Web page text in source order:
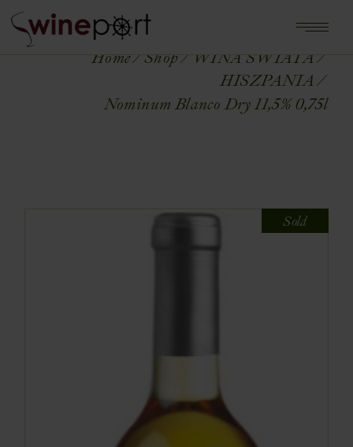
Home Shop
WINA ŚWIATA
HISZPANIA
Nominum Blanco Dry 11,5% 0,75l
Sold